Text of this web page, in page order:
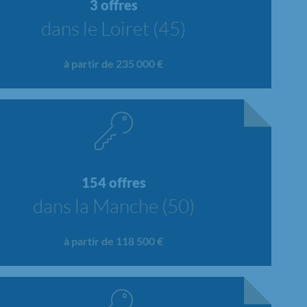
3 offres
dans le Loiret (45)
à partir de 235 000 €
154 offres
dans la Manche (50)
à partir de 118 500 €